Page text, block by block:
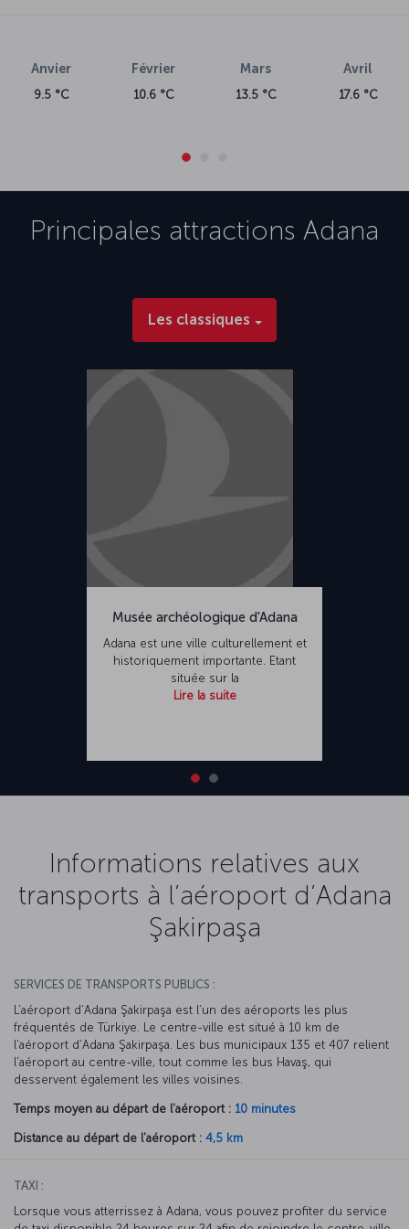
Anvier
9.5 °C
Février
10.6 °C
Mars
13.5 °C
Avril
17.6 °C
Principales attractions Adana
Les classiques
Musée archéologique d'Adana
Adana est une ville culturellement et
historiquement importante. Etant
située sur la
Lire la suite
Informations relatives aux
transports à l’aéroport d’Adana
Şakirpaşa
SERVICES DE TRANSPORTS PUBLICS :
L’aéroport d’Adana Şakirpaşa est l’un des aéroports les plus
fréquentés de Türkiye. Le centre-ville est situé à 10 km de
l’aéroport d’Adana Şakirpaşa. Les bus municipaux 135 et 407 relient
l’aéroport au centre-ville, tout comme les bus Havaş, qui
desservent également les villes voisines.
Temps moyen au départ de l'aéroport : 10 minutes
Distance au départ de l'aéroport : 4,5 km
TAXI :
Lorsque vous atterrissez à Adana, vous pouvez profiter du service